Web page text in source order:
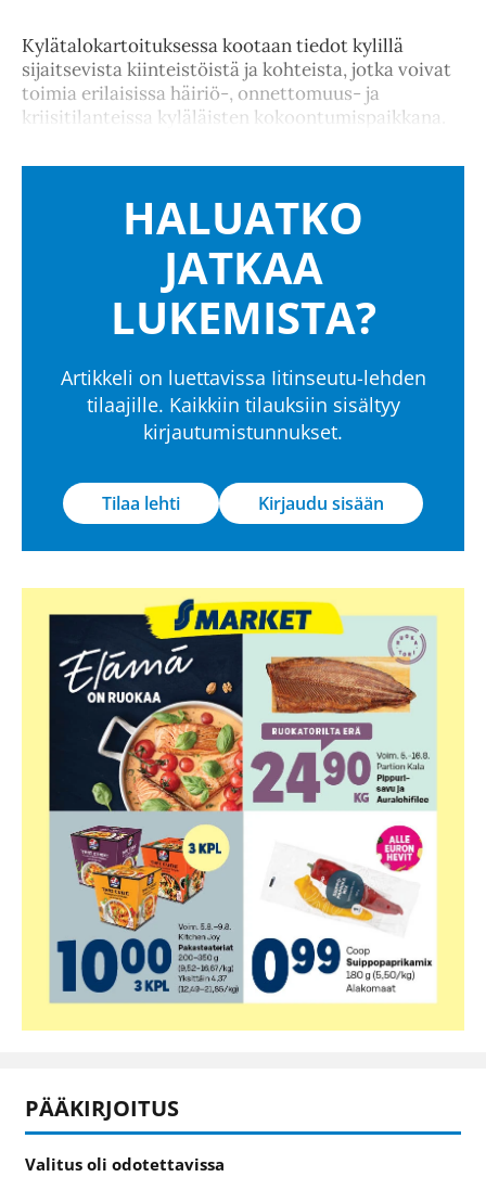
Kylätalokartoituksessa kootaan tiedot kylillä
sijaitsevista kiinteistöistä ja kohteista, jotka voivat
toimia erilaisissa häiriö-, onnettomuus- ja
kriisitilanteissa kyläläisten kokoontumispaikkana.
HALUATKO
JATKAA
LUKEMISTA?
Artikkeli on luettavissa Iitinseutu-lehden
tilaajille. Kaikkiin tilauksiin sisältyy
kirjautumistunnukset.
Tilaa lehti Kirjaudu sisään
PÄÄKIRJOITUS
Valitus oli odotettavissa